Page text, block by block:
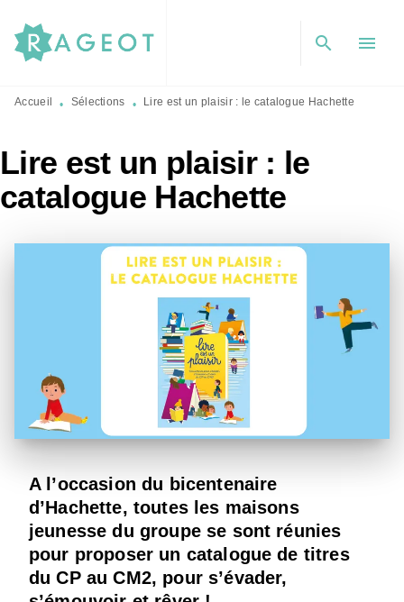
MENU RECHERCHE
PIED DE PAGE
search menu
Accueil • Sélections • Lire est un plaisir : le catalogue Hachette
Lire est un plaisir : le
catalogue Hachette
A l’occasion du bicentenaire
d’Hachette, toutes les maisons
jeunesse du groupe se sont réunies
pour proposer un catalogue de titres
du CP au CM2, pour s’évader,